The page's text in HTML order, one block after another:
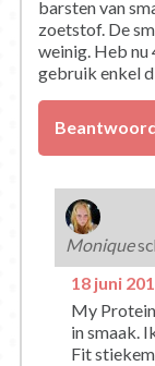
barsten van
zoetstof. De
weinig. Heb nu
gebruik enkel
Monique
18 juni
My
in smaak.
Fit